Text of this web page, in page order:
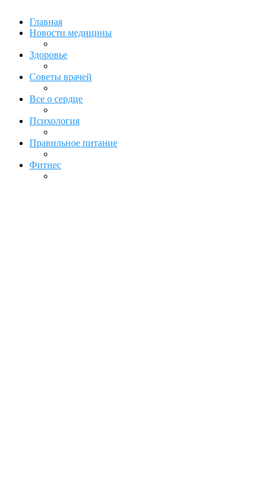
Главная
Новости медицины
Здоровье
Советы врачей
Все о сердце
Психология
Правильное питание
Фитнес